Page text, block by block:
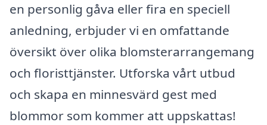
en personlig gåva eller fira en speciell
anledning, erbjuder vi en omfattande
översikt över olika blomsterarrangemang
och floristtjänster. Utforska vårt utbud
och skapa en minnesvärd gest med
blommor som kommer att uppskattas!